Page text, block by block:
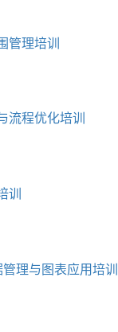
管理培训
流程优化培训
训
理与图表应用培训